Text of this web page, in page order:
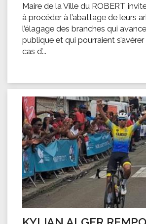
Maire de la Ville du ROBERT
à procéder à l’abattage de leurs
l’élagage des branches qui
publique et qui pourraient
cas d’...